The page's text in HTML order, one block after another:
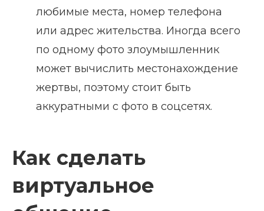
любимые места, номер телефона
или адрес жительства. Иногда всего
по одному фото злоумышленник
может вычислить местонахождение
жертвы, поэтому стоит быть
аккуратными с фото в соцсетях.
Как сделать
виртуальное